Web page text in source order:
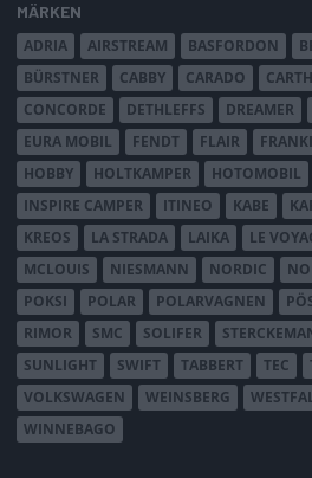
MÄRKEN
ADRIA
AIRSTREAM BASFORDON
BÜRSTNER
CABBY CARADO
CONCORDE
DETHLEFFS DREAMER
EURA MOBIL
FENDT FLAIR
HOBBY
HOLTKAMPER HOTOMOBIL
INSPIRE CAMPER
ITINEO KABE
KREOS
LA STRADA LAIKA LE
MCLOUIS
NIESMANN NORDIC
POKSI
POLAR POLARVAGNEN
RIMOR
SMC SOLIFER
SUNLIGHT
SWIFT TABBERT TEC
VOLKSWAGEN
WEINSBERG
WINNEBAGO